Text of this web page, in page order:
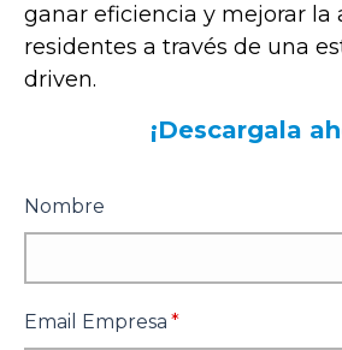
ganar eficiencia y mejorar la
residentes a través de una
driven.
¡Descargala
Nombre
Email Empresa *